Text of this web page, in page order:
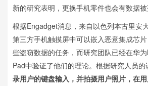
新的研究表明，更换手机零件也会有数据被
根据Engadget消息，来自以色列本古里安
第三方手机触摸屏中可以嵌入恶意集成芯
些盗窃数据的任务，而研究团队已经在华
Pad中验证了他们的理论。根据研究人员的
录用户的键盘输入，并拍摄用户照片，在